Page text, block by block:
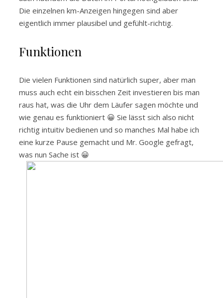
Die einzelnen km-Anzeigen hingegen sind aber
eigentlich immer plausibel und gefühlt-richtig.
Funktionen
Die vielen Funktionen sind natürlich super, aber man
muss auch echt ein bisschen Zeit investieren bis man
raus hat, was die Uhr dem Läufer sagen möchte und
wie genau es funktioniert 😀 Sie lässt sich also nicht
richtig intuitiv bedienen und so manches Mal habe ich
eine kurze Pause gemacht und Mr. Google gefragt,
was nun Sache ist 😀